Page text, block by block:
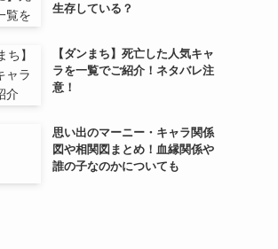
生存している？
【ダンまち】死亡した人気キャ
ラを一覧でご紹介！ネタバレ注
意！
思い出のマーニー・キャラ関係
図や相関図まとめ！血縁関係や
誰の子なのかについても